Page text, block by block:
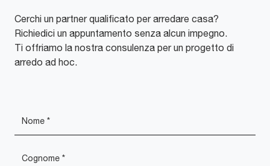
Cerchi un partner qualificato per arredare casa?
Richiedici un appuntamento senza alcun impegno.
Ti offriamo la nostra consulenza per un progetto di
arredo ad hoc.